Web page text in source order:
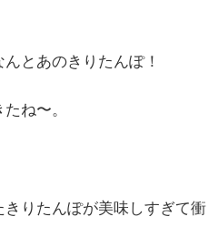
とあのきりたんぽ！
ね〜。
りたんぽが美味しすぎて衝